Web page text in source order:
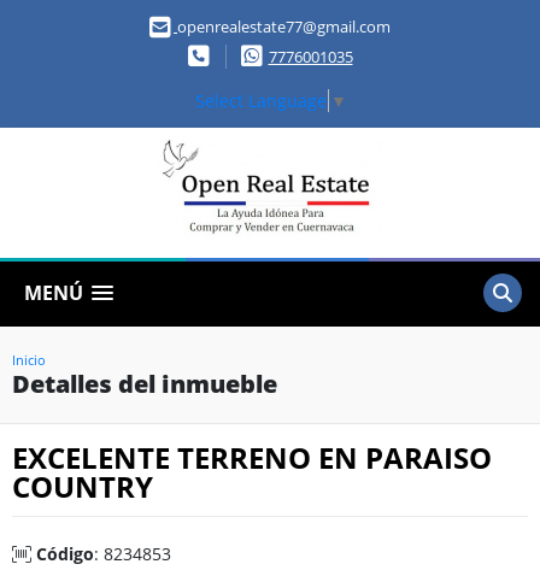
openrealestate77@gmail.com
7776001035
Select Language ▼
MENÚ
Inicio
Detalles del inmueble
EXCELENTE TERRENO EN PARAISO
COUNTRY
Código: 8234853